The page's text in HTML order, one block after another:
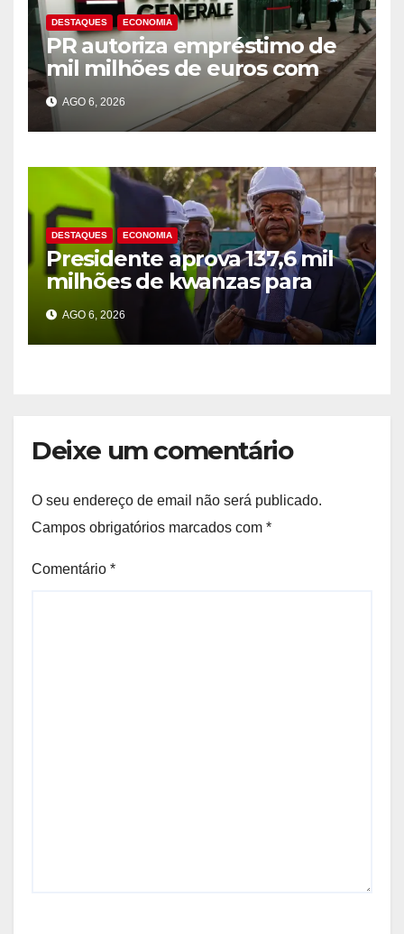
DESTAQUES ECONOMIA
PR autoriza empréstimo de
mil milhões de euros com
Société Générale para o PIP
AGO 6, 2026
DESTAQUES ECONOMIA
Presidente aprova 137,6 mil
milhões de kwanzas para
melhorar água em três
províncias
AGO 6, 2026
Deixe um comentário
O seu endereço de email não será publicado.
Campos obrigatórios marcados com *
Comentário *